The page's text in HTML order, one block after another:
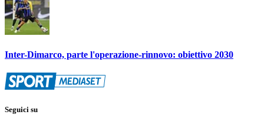
Inter-Dimarco, parte l'operazione-rinnovo: obiettivo 2030
Seguici su